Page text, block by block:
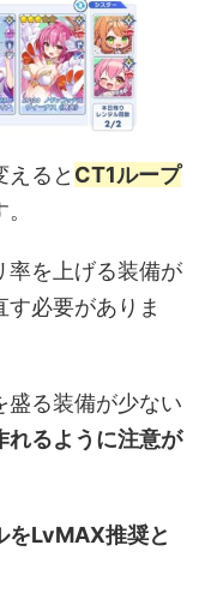
えると CT1ループ
率を上げる装備が
必要がありま
盛る装備が少ない
れるように注意が
をLvMAX推奨と